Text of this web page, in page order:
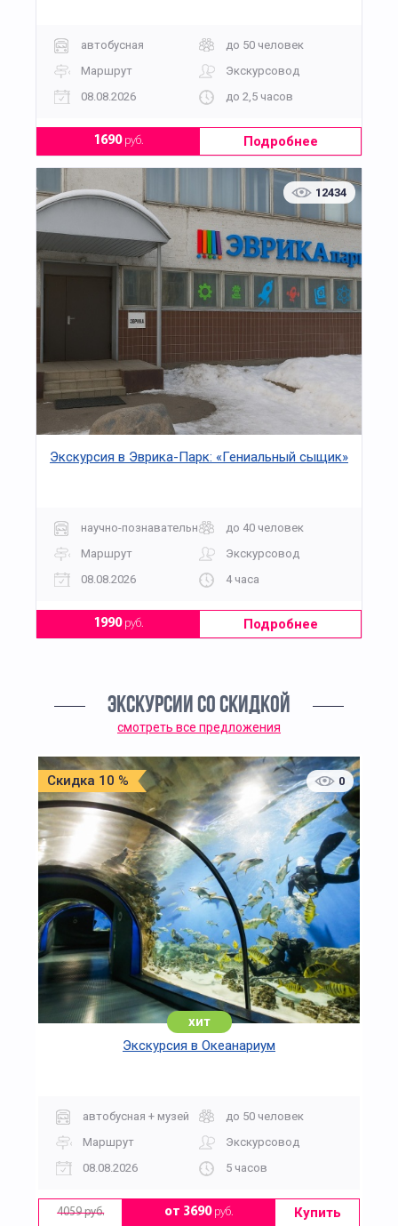
автобусная
до 50 человек
Маршрут
Экскурсовод
08.08.2026
до 2,5 часов
1690руб. Подробнее
12434
Экскурсия в Эврика-Парк: «Гениальный сыщик»
научно-познавательная
до 40 человек
Маршрут
Экскурсовод
08.08.2026
4 часа
1990руб. Подробнее
ЭКСКУРСИИ СО СКИДКОЙ
смотреть все предложения
Скидка 10 % 0
хит
Экскурсия в Океанариум
автобусная + музей
до 50 человек
Маршрут
Экскурсовод
08.08.2026
5 часов
4059 руб. от 3690руб. Купить